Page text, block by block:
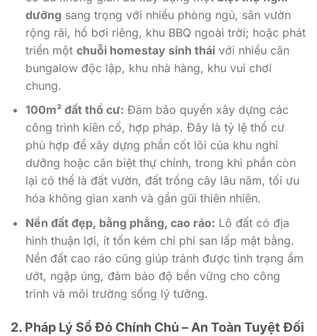
dưỡng sang trọng với nhiều phòng ngủ, sân vườn
rộng rãi, hồ bơi riêng, khu BBQ ngoài trời; hoặc phát
triển một chuỗi homestay sinh tháivới nhiều căn
bungalow độc lập, khu nhà hàng, khu vui chơi
chung.
100m² đất thổ cư: Đảm bảo quyền xây dựng các
công trình kiên cố, hợp pháp. Đây là tỷ lệ thổ cư
phù hợp để xây dựng phần cốt lõi của khu nghỉ
dưỡng hoặc căn biệt thự chính, trong khi phần còn
lại có thể là đất vườn, đất trồng cây lâu năm, tối ưu
hóa không gian xanh và gần gũi thiên nhiên.
Nền đất đẹp, bằng phẳng, cao ráo: Lô đất có địa
hình thuận lợi, ít tốn kém chi phí san lấp mặt bằng.
Nền đất cao ráo cũng giúp tránh được tình trạng ẩm
ướt, ngập úng, đảm bảo độ bền vững cho công
trình và môi trường sống lý tưởng.
2. Pháp Lý Sổ Đỏ Chính Chủ – An Toàn Tuyệt Đối